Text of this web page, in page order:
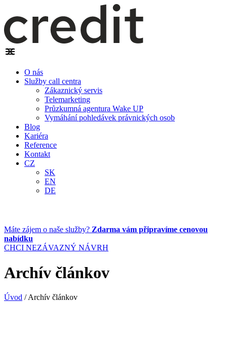
O nás
Služby call centra
Zákaznický servis
Telemarketing
Průzkumná agentura Wake UP
Vymáhání pohledávek právnických osob
Blog
Kariéra
Reference
Kontakt
CZ
SK
EN
DE
Máte zájem o naše služby? Zdarma vám připravíme cenovou
nabídku
CHCI NEZÁVAZNÝ NÁVRH
Archív článkov
Úvod /Archív článkov